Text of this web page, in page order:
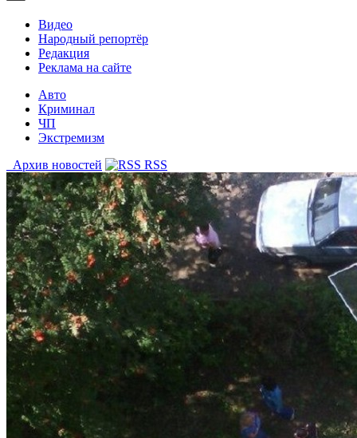
Видео
Народный репортёр
Редакция
Реклама на сайте
Авто
Криминал
ЧП
Экстремизм
Архив новостей
RSS